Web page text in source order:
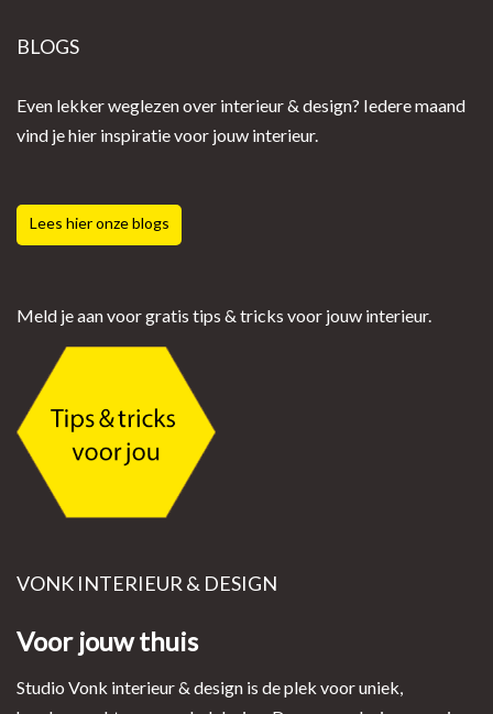
BLOGS
Even lekker weglezen over interieur & design? Iedere maand
vind je hier inspiratie voor jouw interieur.
Lees hier onze blogs
Meld je aan voor gratis tips & tricks voor jouw interieur.
VONK INTERIEUR & DESIGN
Voor jouw thuis
Studio Vonk interieur & design is de plek voor uniek,